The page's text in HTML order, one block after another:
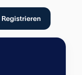
Registrieren